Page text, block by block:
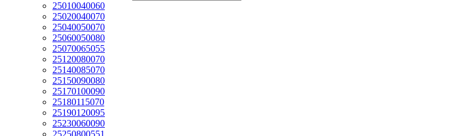
25010040060
25020040070
25040050070
25060050080
25070065055
25120080070
25140085070
25150090080
25170100090
25180115070
25190120095
25230060090